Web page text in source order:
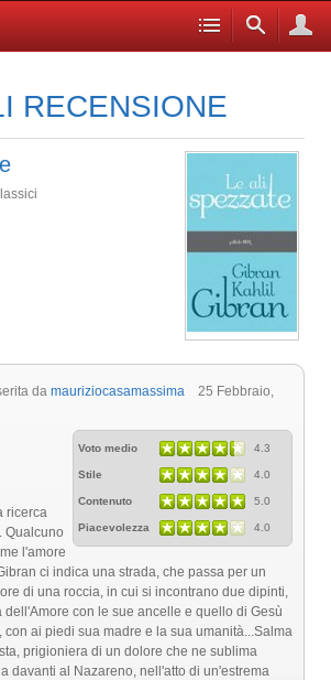
RECENSIONE
da mauriziocasamassima 25 Febbraio,
Voto medio 4.3
Stile 4.0
Contenuto 5.0
Piacevolezza 4.0
ricerca
Qualcuno
l'amore
ci indica una strada, che passa per un
di una roccia, in cui si incontrano due dipinti,
dell'Amore con le sue ancelle e quello di Gesù
con ai piedi sua madre e la sua umanità...Salma
prigioniera di un dolore che ne sublima
davanti al Nazareno, nell'atto di un'estrema